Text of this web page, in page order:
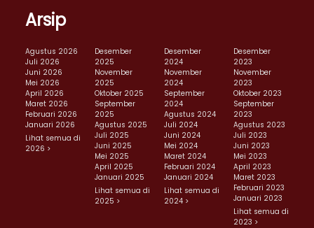
Arsip
Agustus 2026
Juli 2026
Juni 2026
Mei 2026
April 2026
Maret 2026
Februari 2026
Januari 2026
Lihat semua di
2026 >
Desember
2025
November
2025
Oktober 2025
September
2025
Agustus 2025
Juli 2025
Juni 2025
Mei 2025
April 2025
Januari 2025
Lihat semua di
2025 >
Desember
2024
November
2024
September
2024
Agustus 2024
Juli 2024
Juni 2024
Mei 2024
Maret 2024
Februari 2024
Januari 2024
Lihat semua di
2024 >
Desember
2023
November
2023
Oktober 2023
September
2023
Agustus 2023
Juli 2023
Juni 2023
Mei 2023
April 2023
Maret 2023
Februari 2023
Januari 2023
Lihat semua di
2023 >